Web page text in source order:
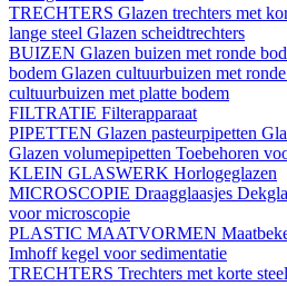
TRECHTERS Glazen trechters met
lange steel Glazen scheidtrechters
BUIZEN Glazen buizen met ronde
bodem Glazen cultuurbuizen met
cultuurbuizen met platte bodem
FILTRATIE Filterapparaat
PIPETTEN Glazen pasteurpipetten
Glazen volumepipetten Toebehoren
KLEIN GLASWERK Horlogeglazen
MICROSCOPIE Draagglaasjes
voor microscopie
PLASTIC MAATVORMEN
Imhoff kegel voor sedimentatie
TRECHTERS Trechters met korte steel